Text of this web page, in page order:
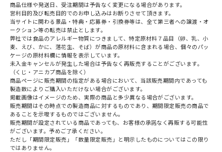
商品仕様や発送日、受注期間は予告なく変更になる場合があります。
営利目的及び転売目的でのお申し込みはお断りさせて頂きます。
当サイトに関わる景品・特典・応募券・引換券等は、全て第三者への譲渡・オ
ークション等の転売は禁止とします。
弊社では食品のアレルギー物質につきまして、特定原材料７品目（卵、乳、小
麦、えび、かに、落花生、そば）が商品の原材料に含まれる場合、個々のパッ
ケージの原材料欄に情報を表示しています。
未入金キャンセルが発生した場合は予告なく再販売することがございます。
（くじ・アニカプ商品を除く）
商品ページに販売期間の指定がある場合において、当該販売期間内であっても
製造数によりご購入いただけない場合がございます。
掲載画像はイメージのため、実際の商品と多少異なる場合がございます。
販売期間はその時点での製造商品に対するものであり、期間限定販売の商品で
あることを示唆するものではございません。
販売期間が設定されている商品であっても、お客様の承諾なく再販する可能性
がございます。予めご了承ください。
ただし「期間限定販売」「数量限定販売」と明示したものについてはこの限り
ではありません。